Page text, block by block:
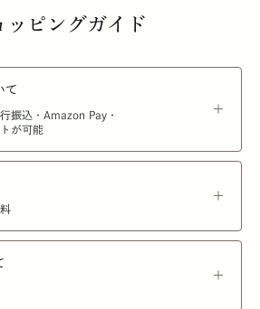
ッピングガイド
て
振込・Amazon Pay・
が可能